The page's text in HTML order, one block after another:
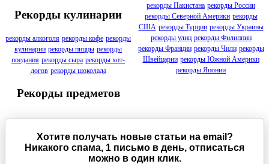
Рекорды кулинарии
рекорды алкоголя рекорды кофе рекорды
кулинарии рекорды пиццы рекорды
поедания рекорды сыра рекорды хот-
догов рекорды шоколада
Рекорды предметов
рекорды Пакистана рекорды России
рекорды Северной Америки рекорды
США рекорды Турции рекорды Украины
рекорды улиц рекорды Филиппин
рекорды Франции рекорды Чили рекорды
Швейцарии рекорды Южной Америки
рекорды Японии
Хотите получать новые статьи на email?
Никакого спама, 1 письмо в день, отписаться
можно в один клик.